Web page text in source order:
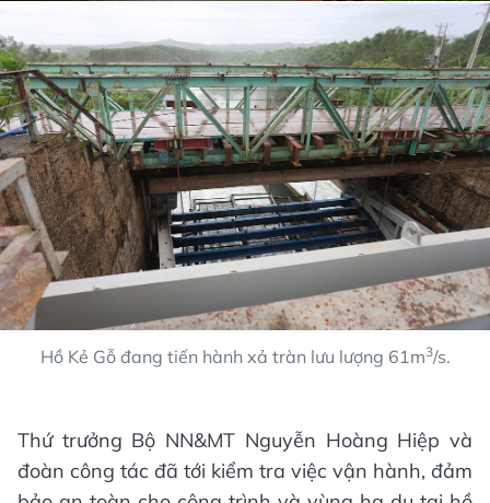
Hồ Kẻ Gỗ đang tiến hành xả tràn lưu lượng 61m3/s.
Thứ trưởng Bộ NN&MT Nguyễn Hoàng Hiệp và
đoàn công tác đã tới kiểm tra việc vận hành, đảm